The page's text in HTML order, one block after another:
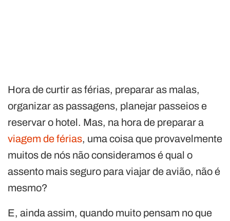
Hora de curtir as férias, preparar as malas,
organizar as passagens, planejar passeios e
reservar o hotel. Mas, na hora de preparar a
viagem de férias, uma coisa que provavelmente
muitos de nós não consideramos é qual o
assento mais seguro para viajar de avião, não é
mesmo?
E, ainda assim, quando muito pensam no que